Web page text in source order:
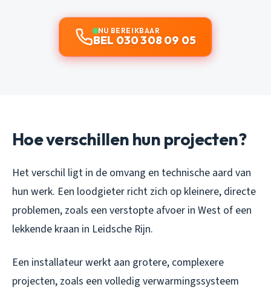
NU BEREIKBAAR
BEL 030 308 09 05
Hoe verschillen hun projecten?
Het verschil ligt in de omvang en technische aard van
hun werk. Een loodgieter richt zich op kleinere, directe
problemen, zoals een verstopte afvoer in West of een
lekkende kraan in Leidsche Rijn.
Een installateur werkt aan grotere, complexere
projecten, zoals een volledig verwarmingssysteem